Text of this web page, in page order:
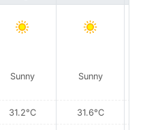
Sunny
31.2°C
Sunny
31.6°C